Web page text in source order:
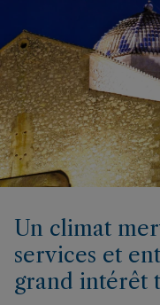
Un climat
services et
grand intérêt